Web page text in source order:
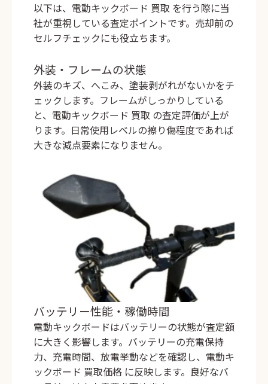
以下は、 電動キックボード 買取 を行う際に当
社が重視している査定ポイントです。売却前の
セルフチェックにも役立ちます。
外装・フレームの状態
外装のキズ、へこみ、塗装剥がれがないかをチ
ェックします。フレームがしっかりしている
と、 電動キックボード 買取 の査定評価が上が
ります。日常使用レベルの擦り傷程度であれば
大きな減点要素になりません。
バッテリー性能・稼働時間
電動キックボードはバッテリーの状態が査定額
に大きく影響します。バッテリーの充電保持
力、充電時間、放電挙動などを確認し、 電動キ
ックボード 買取価格 に反映します。良好なバ